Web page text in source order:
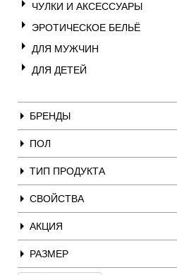
ЧУЛКИ И АКСЕССУАРЫ
ЭРОТИЧЕСКОЕ БЕЛЬЁ
ДЛЯ МУЖЧИН
ДЛЯ ДЕТЕЙ
БРЕНДЫ
ПОЛ
ТИП ПРОДУКТА
СВОЙСТВА
АКЦИЯ
РАЗМЕР